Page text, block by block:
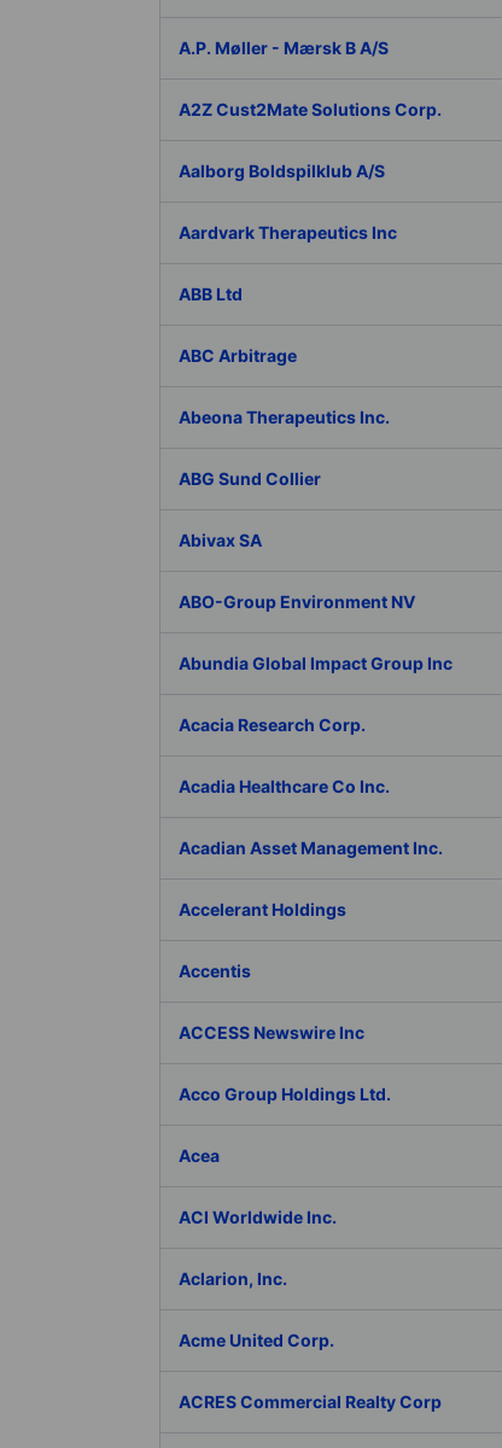
A.P. Møller - Mærsk B A/S
A2Z Cust2Mate Solutions Corp.
Aalborg Boldspilklub A/S
Aardvark Therapeutics Inc
ABB Ltd
ABC Arbitrage
Abeona Therapeutics Inc.
ABG Sund Collier
Abivax SA
ABO-Group Environment NV
Abundia Global Impact Group Inc
Acacia Research Corp.
Acadia Healthcare Co Inc.
Acadian Asset Management Inc.
Accelerant Holdings
Accentis
ACCESS Newswire Inc
Acco Group Holdings Ltd.
Acea
ACI Worldwide Inc.
Aclarion, Inc.
Acme United Corp.
ACRES Commercial Realty Corp